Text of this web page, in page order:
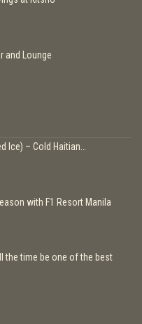
and Lounge
Ice) – Cold Haitian…
with F1 Resort Manila
the time be one of the best